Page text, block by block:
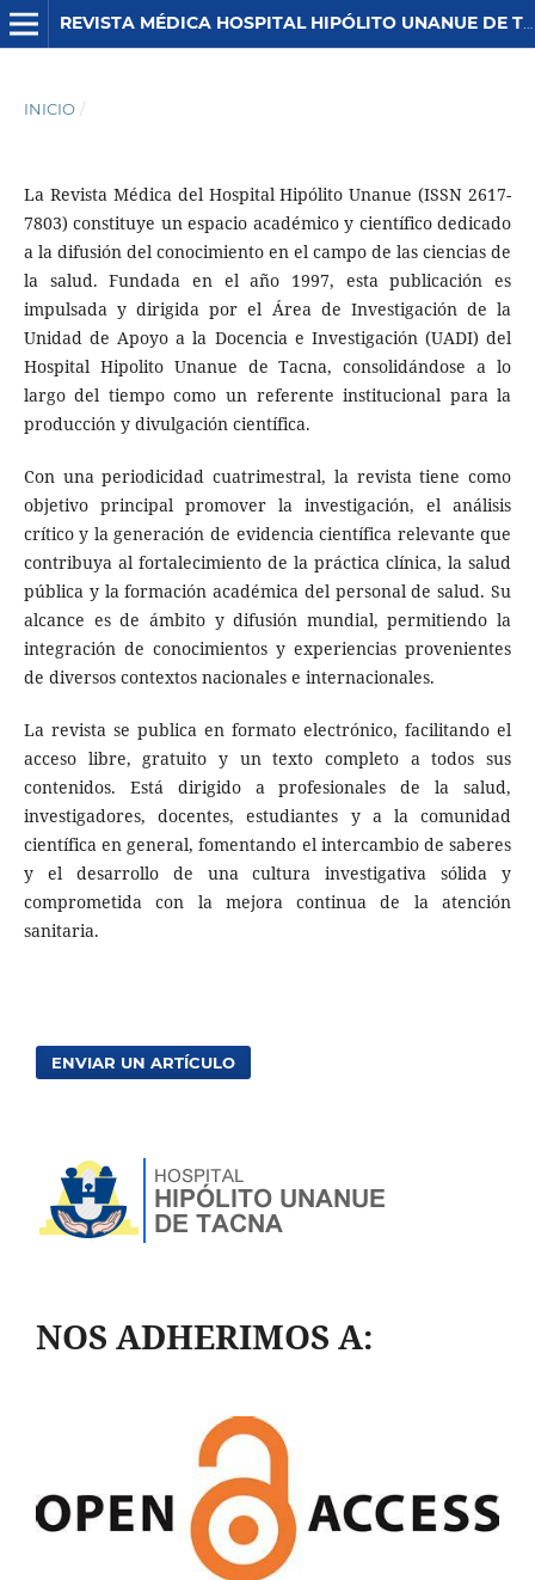
REVISTA MÉDICA HOSPITAL HIPÓLITO UNANUE DE TACNA
INICIO /
La Revista Médica del Hospital Hipólito Unanue (ISSN 2617-
7803) constituye un espacio académico y científico dedicado
a la difusión del conocimiento en el campo de las ciencias de
la salud. Fundada en el año 1997, esta publicación es
impulsada y dirigida por el Área de Investigación de la
Unidad de Apoyo a la Docencia e Investigación (UADI) del
Hospital Hipolito Unanue de Tacna, consolidándose a lo
largo del tiempo como un referente institucional para la
producción y divulgación científica.
Con una periodicidad cuatrimestral, la revista tiene como
objetivo principal promover la investigación, el análisis
crítico y la generación de evidencia científica relevante que
contribuya al fortalecimiento de la práctica clínica, la salud
pública y la formación académica del personal de salud. Su
alcance es de ámbito y difusión mundial, permitiendo la
integración de conocimientos y experiencias provenientes
de diversos contextos nacionales e internacionales.
La revista se publica en formato electrónico, facilitando el
acceso libre, gratuito y un texto completo a todos sus
contenidos. Está dirigido a profesionales de la salud,
investigadores, docentes, estudiantes y a la comunidad
científica en general, fomentando el intercambio de saberes
y el desarrollo de una cultura investigativa sólida y
comprometida con la mejora continua de la atención
sanitaria.
ENVIAR UN ARTÍCULO
NOS ADHERIMOS A: